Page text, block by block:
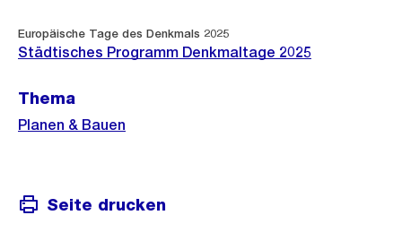
Weitere
Informationen
Europäische Tage des Denkmals 2025
Städtisches Programm Denkmaltage 2025
Thema
Planen & Bauen
Seite drucken